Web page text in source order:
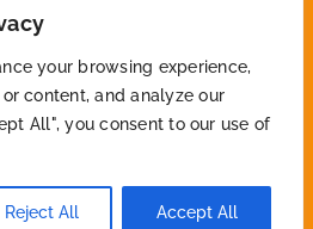
your browsing experience,
content, and analyze our
All", you consent to our use of
Reject All Accept All